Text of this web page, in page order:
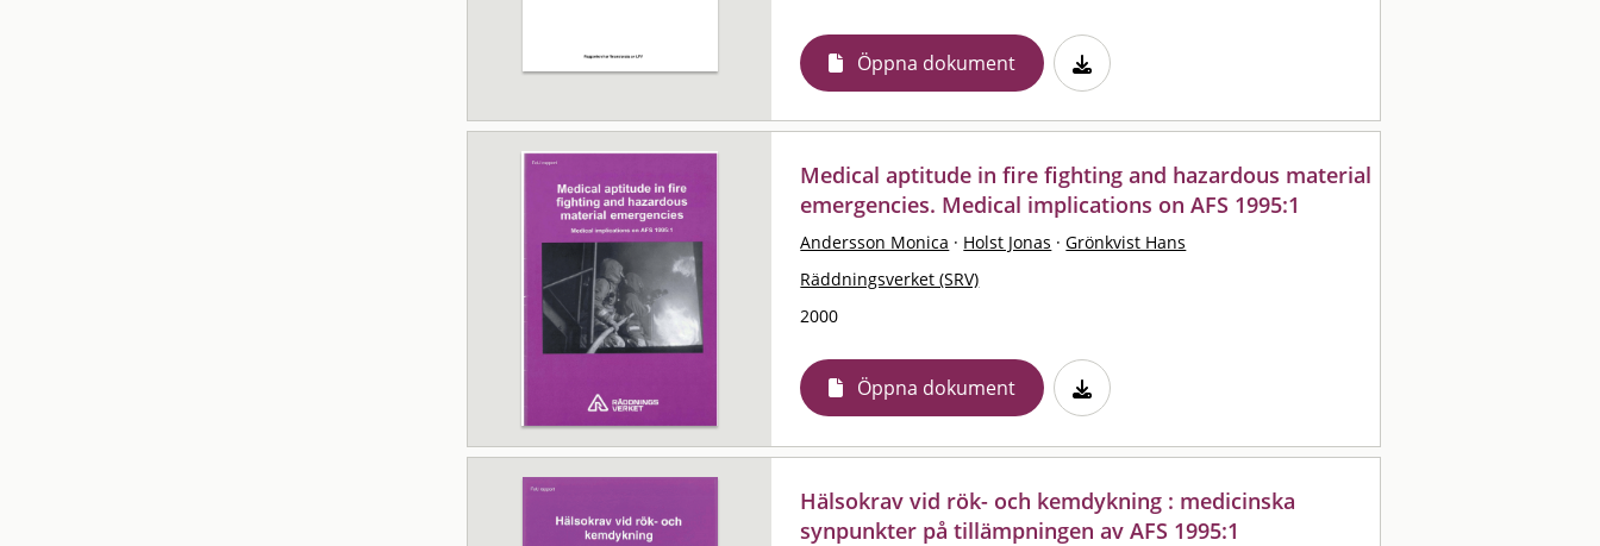
Öppna dokument
Medical aptitude in fire fighting and hazardous material
emergencies. Medical implications on AFS 1995:1
Andersson Monica · Holst Jonas · Grönkvist Hans
Räddningsverket (SRV)
2000
Öppna dokument
Hälsokrav vid rök- och kemdykning : medicinska
synpunkter på tillämpningen av AFS 1995:1